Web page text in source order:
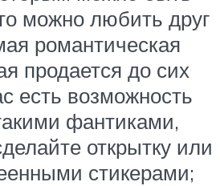
можно любить друг
романтическая
продается до сих
есть возможность
фантиками,
открытку или
стикерами;